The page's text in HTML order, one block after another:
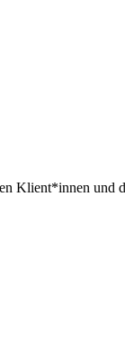
Klient*innen und